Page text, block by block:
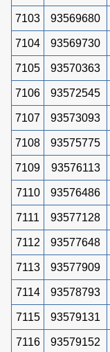
7103 93569680
7104 93569730
7105 93570363
7106 93572545
7107 93573093
7108 93575775
7109 93576113
7110 93576486
7111 93577128
7112 93577648
7113 93577909
7114 93578793
7115 93579131
7116 93579152